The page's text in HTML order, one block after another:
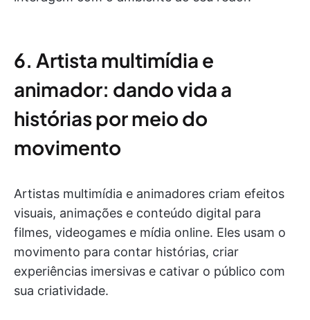
6. Artista multimídia e
animador: dando vida a
histórias por meio do
movimento
Artistas multimídia e animadores criam efeitos
visuais, animações e conteúdo digital para
filmes, videogames e mídia online. Eles usam o
movimento para contar histórias, criar
experiências imersivas e cativar o público com
sua criatividade.